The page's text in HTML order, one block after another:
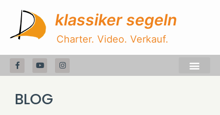
klassiker segeln
Charter. Video. Verkauf.
BLOG